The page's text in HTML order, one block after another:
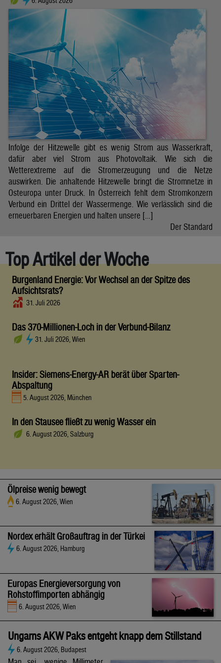
Infolge der Hitzewelle gibt es wenig Strom aus Wasserkraft,
dafür aber viel Strom aus Photovoltaik. Wie sich die
Wetterextreme auf die Stromerzeugung und die Netze
auswirken. Die anhaltende Hitzewelle bringt die Stromnetze in
Osteuropa unter Druck. In Österreich fehlt dem Stromkonzern
Verbund ein Drittel der Wassermenge. Wie verlässlich sind die
erneuerbaren Energien und halten unsere […]
Der Standard
Top Artikel der Woche
Burgenland Energie: Vor Wechsel an der Spitze des
Aufsichtsrats?
31. Juli 2026
Das 370-Millionen-Loch in der Verbund-Bilanz
31. Juli 2026, Wien
Insider: Siemens-Energy-AR berät über Sparten-
Abspaltung
5. August 2026, München
In den Stausee fließt zu wenig Wasser ein
6. August 2026, Salzburg
Ölpreise wenig bewegt
6. August 2026, Wien
Nordex erhält Großauftrag in der Türkei
6. August 2026, Hamburg
Europas Energieversorgung von
Rohstoffimporten abhängig
6. August 2026, Wien
Ungarns AKW Paks entgeht knapp dem Stillstand
6. August 2026, Budapest